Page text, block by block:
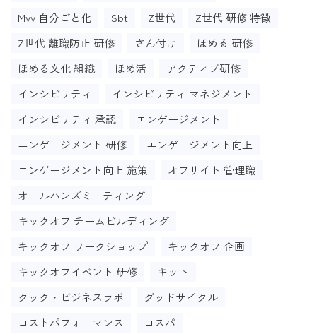
Mvv 自分ごと化
Sbt Z世代
Z世代 研修 特徴
Z世代 離職防止 研修
さん付け
ほめる 研修
ほめる文化 組織
ほめ活
アクティブ研修
インシビリティ
インシビリティ マネジメント
インシビリティ 承認
エンゲージメント
エンゲージメント 研修
エンゲージメント向上
エンゲージメント向上 施策
オフサイト 管理職
オールハンズミーティング
キックオフ チームビルディング
キックオフ ワークショップ
キックオフ 企画
キックオフイベント 研修
キット
クック・ビジネスラボ
グッドサイクル
コストパフォーマンス
コスパ